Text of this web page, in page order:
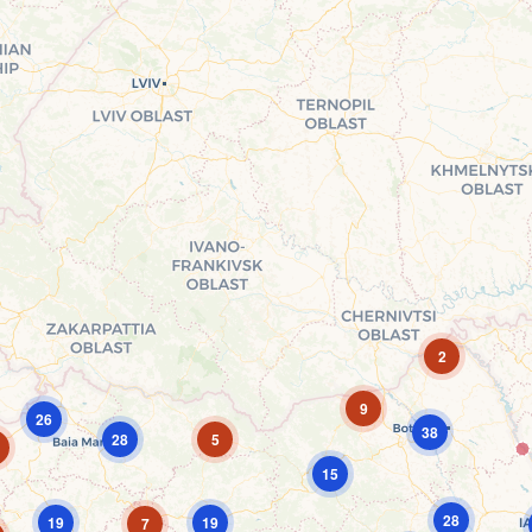
7
2
28
19
5
26
28
15
19
9
38